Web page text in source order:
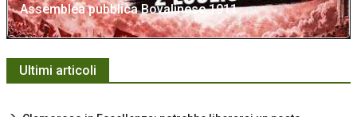
Assemblea pubblica Bovalinese 1911
Ultimi articoli